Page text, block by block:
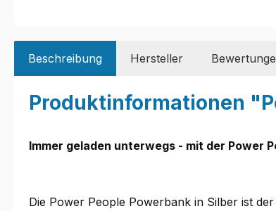
Beschreibung Hersteller
Produktinformationen
Immer geladen unterwegs - mit der Power
Die Power People Powerbank in Silber ist